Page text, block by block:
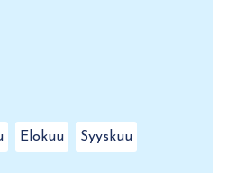
Elokuu Syyskuu